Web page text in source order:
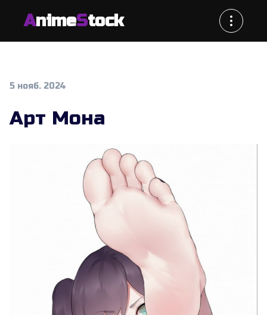
AnimeStock
5 нояб. 2024
Арт Мона